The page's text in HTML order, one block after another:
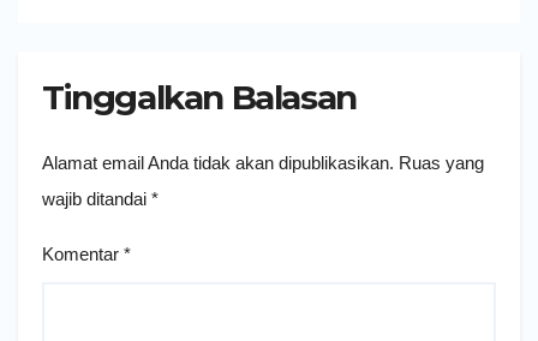
Tinggalkan Balasan
Alamat email Anda tidak akan dipublikasikan. Ruas yang
wajib ditandai *
Komentar *